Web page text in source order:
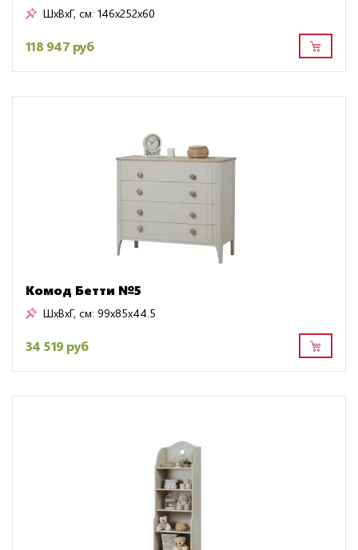
ШxВxГ, см: 146x252x60
118 947 руб
Комод Бетти №5
ШxВxГ, см: 99x85x44.5
34 519 руб